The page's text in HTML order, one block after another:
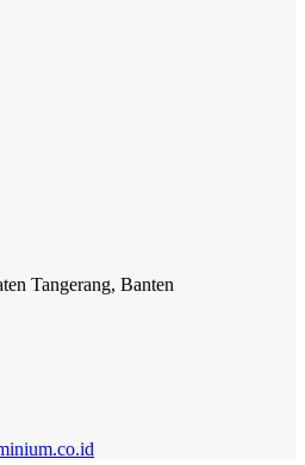
Tangerang, Banten